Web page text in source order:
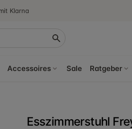
Klarna
Accessoires Sale Ratgeber
Esszimmerstuhl